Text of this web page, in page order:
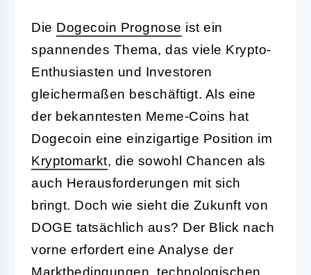
Die Dogecoin Prognose ist ein
spannendes Thema, das viele Krypto-
Enthusiasten und Investoren
gleichermaßen beschäftigt. Als eine
der bekanntesten Meme-Coins hat
Dogecoin eine einzigartige Position im
Kryptomarkt, die sowohl Chancen als
auch Herausforderungen mit sich
bringt. Doch wie sieht die Zukunft von
DOGE tatsächlich aus? Der Blick nach
vorne erfordert eine Analyse der
Marktbedingungen, technologischen